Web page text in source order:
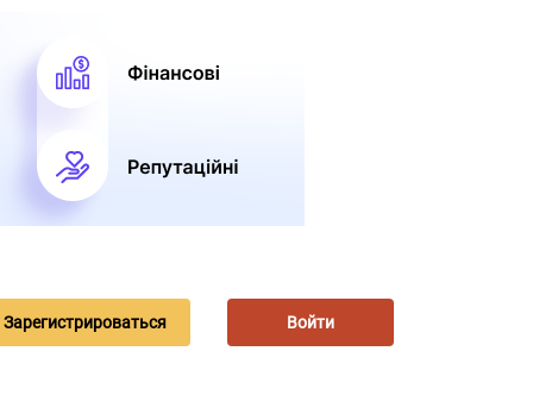
Зарегистрироваться Войти